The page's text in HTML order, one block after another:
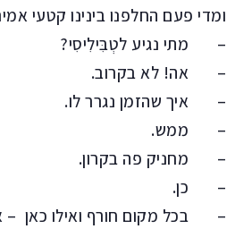
ומדי פעם החלפנו בינינו קטעי
– מתי נגיע לטְבִּילִיסִי?
– אה! לא בקרוב.
– איך שהזמן נגרר לו.
– ממש.
– מחניק פה בקרון.
– כן.
– בכל מקום חורף ואילו כאן –